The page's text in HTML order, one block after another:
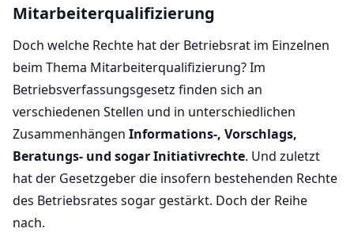
Mitarbeiterqualifizierung
Doch welche Rechte hat der Betriebsrat im Einzelnen
beim Thema Mitarbeiterqualifizierung? Im
Betriebsverfassungsgesetz finden sich an
verschiedenen Stellen und in unterschiedlichen
Zusammenhängen Informations-, Vorschlags,
Beratungs- und sogar Initiativrechte. Und zuletzt
hat der Gesetzgeber die insofern bestehenden Rechte
des Betriebsrates sogar gestärkt. Doch der Reihe
nach.